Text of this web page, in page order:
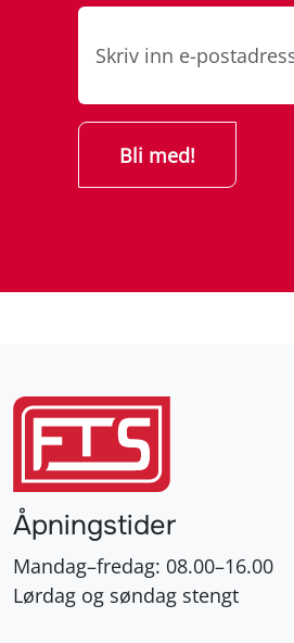
Åpningstider
Mandag–fredag: 08.00–16.00
Lørdag og søndag stengt